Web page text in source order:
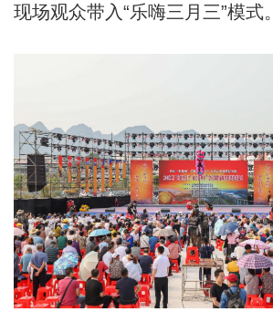
现场观众带入“乐嗨三月三”模式。